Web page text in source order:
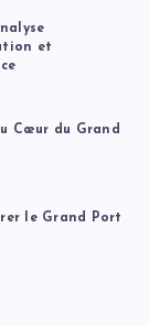
et
Cœur du Grand
le Grand Port